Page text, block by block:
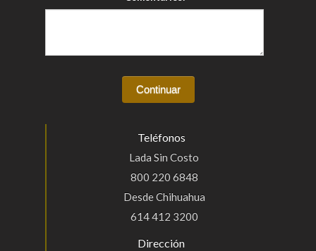
Teléfonos
Lada Sin Costo
800 220 6848
Desde Chihuahua
614 412 3200
Dirección